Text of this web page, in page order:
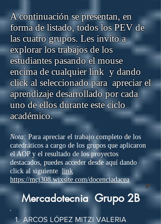
A continuación se presentan, en
forma de listado, todos los PEV de
las cuatro grupos. Les invito a
explorar los trabajos de los
estudiantes pasando el mouse
encima de cualquier link y dando
click al seleccionado para apreciar el
aprendizaje desarrollado por cada
uno de ellos durante este ciclo
académico.
Nota: Para apreciar el trabajo completo de los
catedráticos a cargo de los grupos que aplicaron
el AOP y el resultado de los proyectos
destacados, puedes acceder desde aquí dando
click al siguiente link
https://mcj308.wixsite.com/docenciadacea
MercadotecniaGrupo 2B
1. ARCOS LÓPEZ MITZI VALERIA